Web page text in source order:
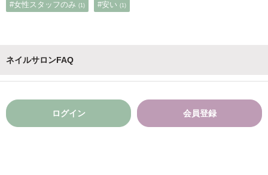
#女性スタッフのみ (1) #安い (1)
ネイルサロンFAQ
ログイン 会員登録